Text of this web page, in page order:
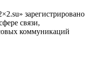
зарегистрировано
связи,
коммуникаций